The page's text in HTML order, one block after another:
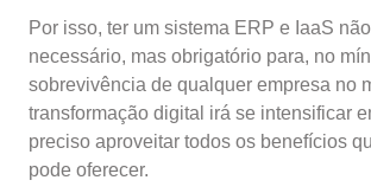
Por isso, ter um sistema ERP e IaaS
necessário, mas obrigatório para, no
sobrevivência de qualquer empresa no
transformação digital irá se intensificar
preciso aproveitar todos os benefícios
pode oferecer.